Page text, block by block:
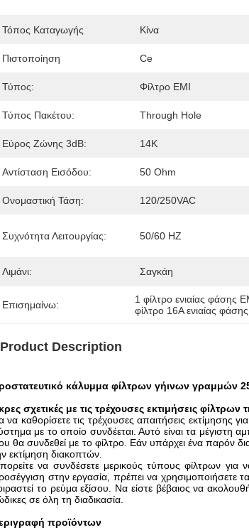
Τόπος Καταγωγής Κίνα
Πιστοποίηση Ce
Τύπος: Φίλτρο EMI
Τύπος Πακέτου: Through Hole
Εύρος Ζώνης 3dB: 14Κ
Αντίσταση Εισόδου: 50 Ohm
Ονομαστική Τάση: 120/250VAC
Συχνότητα Λειτουργίας: 50/60 HZ
Λιμάνι: Σαγκάη
Επισημαίνω: 1 φίλτρο ενιαίας φάσης
φίλτρο 16A ενιαίας
Product Description
κάλυμμα φίλτρων γήινων γραμμών
σχετικές με τις τρέχουσες εκτιμήσεις φίλτρων
να καθορίσετε τις τρέχουσες απαιτήσεις εκτίμησης
με το οποίο συνδέεται. Αυτό είναι τα μέγιστη
θα συνδεθεί με το φίλτρο. Εάν υπάρχει ένα παρόν
εκτίμηση διακοπτών.
να συνδέσετε μερικούς τύπους φίλτρων για
στην εργασία, πρέπει να χρησιμοποιήσετε
το ρεύμα εξίσου. Να είστε βέβαιος να
σε όλη τη διαδικασία.
προϊόντων